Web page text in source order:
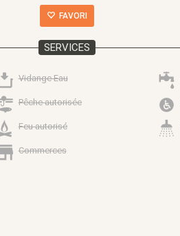
FAVORI
SERVICES
Vidange Eau
Pêche autorisée
Feu autorisé
Commerces